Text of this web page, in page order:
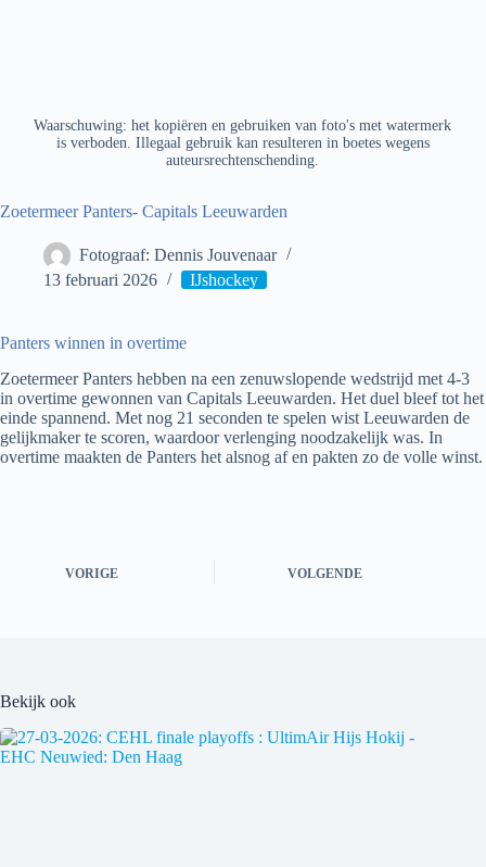
Waarschuwing: het kopiëren en gebruiken van foto's met watermerk
is verboden. Illegaal gebruik kan resulteren in boetes wegens
auteursrechtenschending.
Zoetermeer Panters- Capitals Leeuwarden
Fotograaf: Dennis Jouvenaar
13 februari 2026
IJshockey
Panters winnen in overtime
Zoetermeer Panters hebben na een zenuwslopende wedstrijd met 4-3
in overtime gewonnen van Capitals Leeuwarden. Het duel bleef tot het
einde spannend. Met nog 21 seconden te spelen wist Leeuwarden de
gelijkmaker te scoren, waardoor verlenging noodzakelijk was. In
overtime maakten de Panters het alsnog af en pakten zo de volle winst.
VORIGE VOLGENDE
Bekijk ook